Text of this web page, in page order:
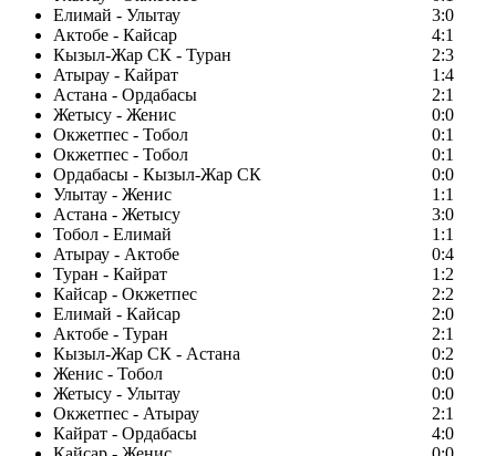
Елимай - Улытау
3:0
Актобе - Кайсар
4:1
Кызыл-Жар СК - Туран
2:3
Атырау - Кайрат
1:4
Астана - Ордабасы
2:1
Жетысу - Женис
0:0
Окжетпес - Тобол
0:1
Окжетпес - Тобол
0:1
Ордабасы - Кызыл-Жар СК
0:0
Улытау - Женис
1:1
Астана - Жетысу
3:0
Тобол - Елимай
1:1
Атырау - Актобе
0:4
Туран - Кайрат
1:2
Кайсар - Окжетпес
2:2
Елимай - Кайсар
2:0
Актобе - Туран
2:1
Кызыл-Жар СК - Астана
0:2
Женис - Тобол
0:0
Жетысу - Улытау
0:0
Окжетпес - Атырау
2:1
Кайрат - Ордабасы
4:0